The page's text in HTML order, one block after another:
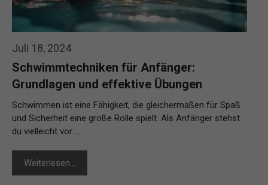
Juli 18, 2024
Schwimmtechniken für Anfänger:
Grundlagen und effektive Übungen
Schwimmen ist eine Fähigkeit, die gleichermaßen für Spaß
und Sicherheit eine große Rolle spielt. Als Anfänger stehst
du vielleicht vor …
Weiterlesen…